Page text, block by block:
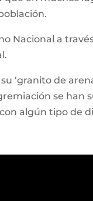
Nacional a
‘granito de
se han
algún tipo de